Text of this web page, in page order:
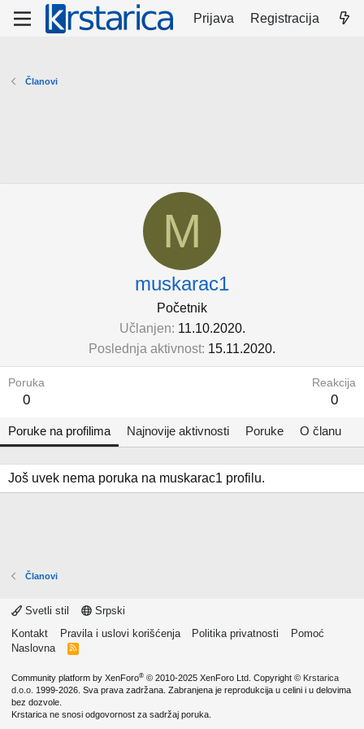
Prijava Registracija
Članovi
M
muskarac1
Početnik
Učlanjen 11.10.2020.
Poslednja aktivnost 15.11.2020.
Poruka
0
Reakcija
0
Poruke na profilima Najnovije aktivnosti Poruke O članu
Još uvek nema poruka na muskarac1 profilu.
Članovi
Svetli stil
Srpski
Kontakt
Pravila i uslovi korišćenja Politika privatnosti
Pomoć
Naslovna
R
Community platform by XenForo® © 2010-2025 XenForo Ltd. Copyright © Krstarica
d.o.o. 1999-2026. Sva prava zadržana. Zabranjena je reprodukcija u celini i u delovima
bez dozvole.
Krstarica ne snosi odgovornost za sadržaj poruka.